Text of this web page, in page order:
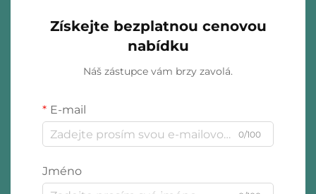
Získejte bezplatnou cenovou
nabídku
Náš zástupce vám brzy zavolá.
E-mail
0/100
Jméno